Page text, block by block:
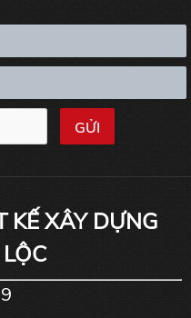
KẾ XÂY DỰNG